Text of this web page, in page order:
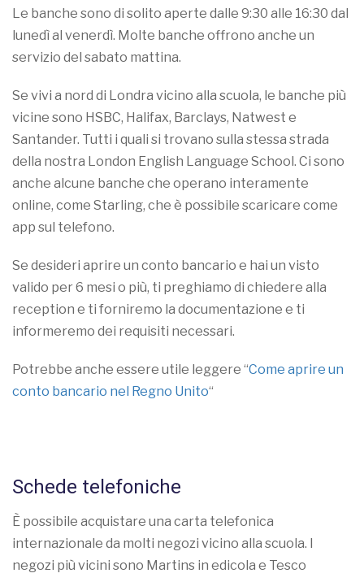
Le banche sono di solito aperte dalle 9:30 alle 16:30 dal
lunedì al venerdì. Molte banche offrono anche un
servizio del sabato mattina.
Se vivi a nord di Londra vicino alla scuola, le banche più
vicine sono HSBC, Halifax, Barclays, Natwest e
Santander. Tutti i quali si trovano sulla stessa strada
della nostra London English Language School. Ci sono
anche alcune banche che operano interamente
online, come Starling, che è possibile scaricare come
app sul telefono.
Se desideri aprire un conto bancario e hai un visto
valido per 6 mesi o più, ti preghiamo di chiedere alla
reception e ti forniremo la documentazione e ti
informeremo dei requisiti necessari.
Potrebbe anche essere utile leggere “Come aprire un
conto bancario nel Regno Unito“
Schede telefoniche
È possibile acquistare una carta telefonica
internazionale da molti negozi vicino alla scuola. I
negozi più vicini sono Martins in edicola e Tesco